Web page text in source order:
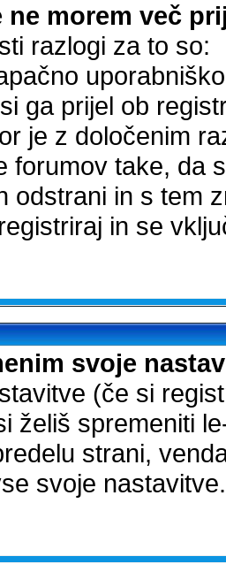
ne morem več
razlogi za to so:
ga prijel ob
je z določenim
forumov take, da
odstrani in s tem
in se
svoje
(če si
želiš spremeniti
strani,
svoje nastavitve.